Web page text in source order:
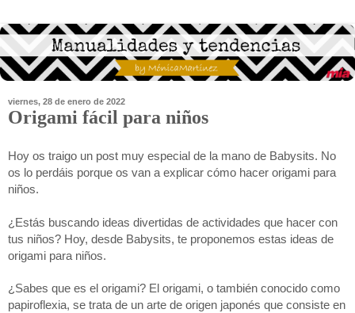
viernes, 28 de enero de 2022
Origami fácil para niños
Hoy os traigo un post muy especial de la mano de Babysits. No
os lo perdáis porque os van a explicar cómo hacer origami para
niños.
¿Estás buscando ideas divertidas de actividades que hacer con
tus niños? Hoy, desde Babysits, te proponemos estas ideas de
origami para niños.
¿Sabes que es el origami? El origami, o también conocido como
papiroflexia, se trata de un arte de origen japonés que consiste en